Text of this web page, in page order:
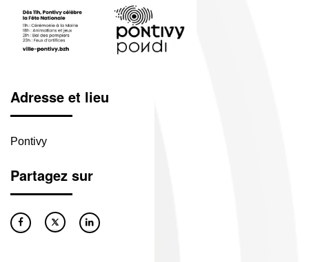
Adresse et lieu
Pontivy
Partagez sur